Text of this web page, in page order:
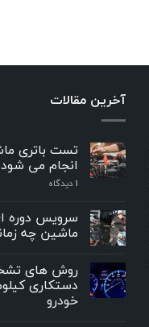
آخرین مقالات
تست باتری
انجام می
۱ دیدگاه
سرویس دوره
ماشین چه
روش های
دستکاری
خودرو